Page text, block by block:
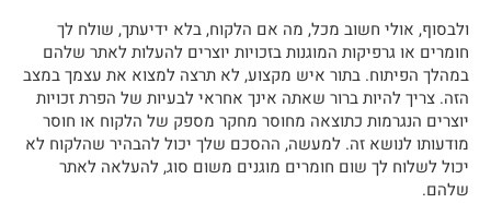
ולבסוף, אולי חשוב מכל, מה אם הלקוח, בלא ידיעתך, שולח לך
חומרים או גרפיקות המוגנות בזכויות יוצרים להעלות לאתר שלהם
במהלך הפיתוח. בתור איש מקצוע, לא תרצה למצוא את עצמך במצב
הזה. צריך להיות ברור שאתה אינך אחראי לבעיות של הפרת זכויות
יוצרים הנגרמות כתוצאה מחוסר מחקר מספק של הלקוח או חוסר
מודעותו לנושא זה. למעשה, ההסכם שלך יכול להבהיר שהלקוח לא
יכול לשלוח לך שום חומרים מוגנים משום סוג, להעלאה לאתר
שלהם.